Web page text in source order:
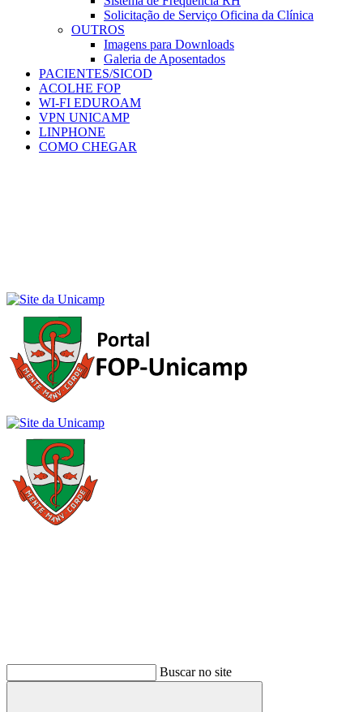
Solicitação de Serviço Oficina da Clínica
OUTROS
Imagens para Downloads
Galeria de Aposentados
PACIENTES/SICOD
ACOLHE FOP
WI-FI EDUROAM
VPN UNICAMP
LINPHONE
COMO CHEGAR
Buscar no site